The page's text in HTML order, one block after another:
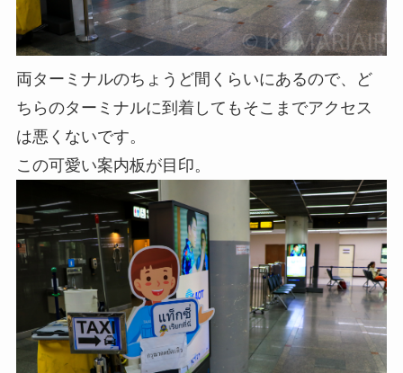
両ターミナルのちょうど間くらいにあるので、ど
ちらのターミナルに到着してもそこまでアクセス
は悪くないです。
この可愛い案内板が目印。